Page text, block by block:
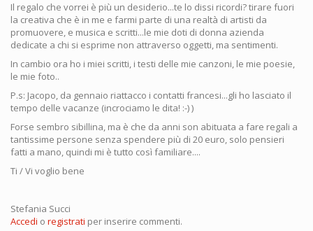
Il regalo che vorrei è più un desiderio...te lo dissi ricordi? tirare fuori
la creativa che è in me e farmi parte di una realtà di artisti da
promuovere, e musica e scritti...le mie doti di donna azienda
dedicate a chi si esprime non attraverso oggetti, ma sentimenti.
In cambio ora ho i miei scritti, i testi delle mie canzoni, le mie poesie,
le mie foto..
P.s: Jacopo, da gennaio riattacco i contatti francesi...gli ho lasciato il
tempo delle vacanze (incrociamo le dita! :-) )
Forse sembro sibillina, ma è che da anni son abituata a fare regali a
tantissime persone senza spendere più di 20 euro, solo pensieri
fatti a mano, quindi mi è tutto così familiare....
Ti / Vi voglio bene
Stefania Succi
Accedi o registrati per inserire commenti.